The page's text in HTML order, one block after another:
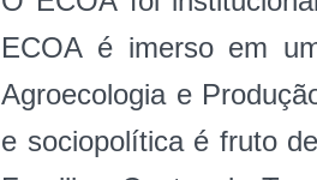
ECOA é imerso em
Agroecologia e
e sociopolítica é fruto